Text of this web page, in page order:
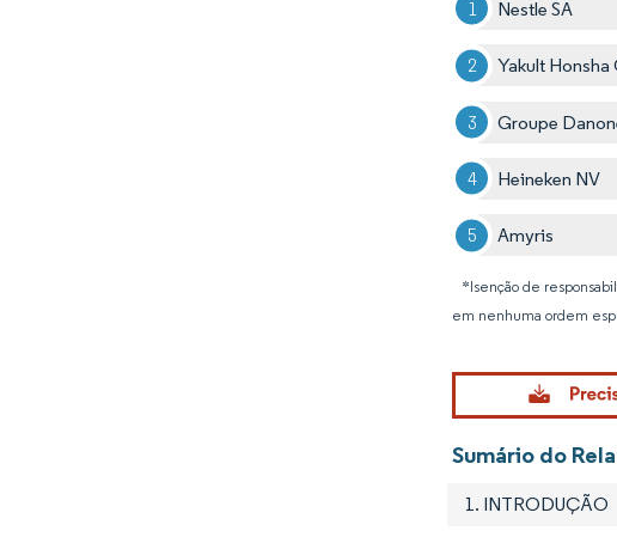
Nestle SA
Yakult Honsha
Groupe
Heineken NV
Amyris
*Isenção de
em nenhuma ordem
Sumário do
1. INTRODUÇÃO